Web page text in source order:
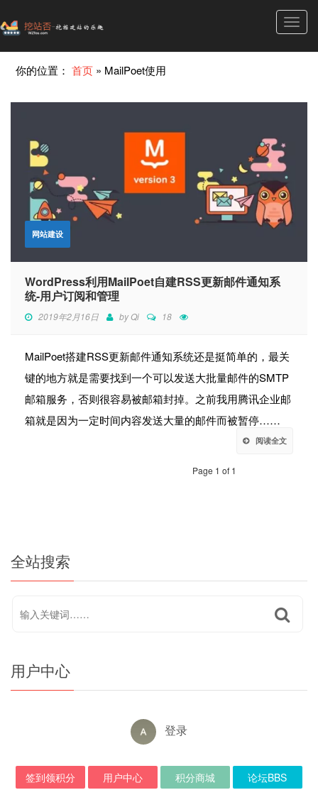
你的位置：首页 » MailPoet使用
网站建设
WordPress利用MailPoet自建RSS更新邮件通知系
统-用户订阅和管理
2019年2月16日 byQi 18
MailPoet搭建RSS更新邮件通知系统还是挺简单的，最关
键的地方就是需要找到一个可以发送大批量邮件的SMTP
邮箱服务，否则很容易被邮箱封掉。之前我用腾讯企业邮
箱就是因为一定时间内容发送大量的邮件而被暂停……
阅读全文
Page 1 of 1
全站搜索
用户中心
登录
签到领积分 用户中心 积分商城 论坛BBS